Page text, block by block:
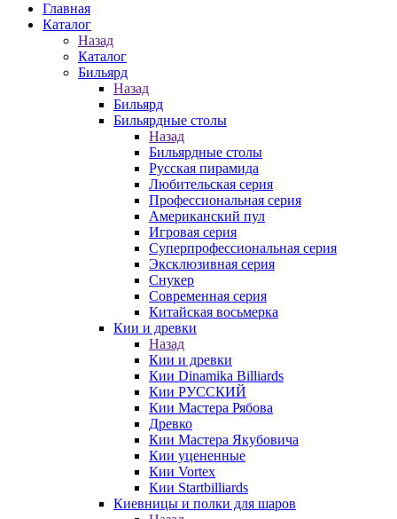
Главная
Каталог
Назад
Каталог
Бильярд
Назад
Бильярд
Бильярдные столы
Назад
Бильярдные столы
Русская пирамида
Любительская серия
Профессиональная серия
Американский пул
Игровая серия
Суперпрофессиональная серия
Эксклюзивная серия
Снукер
Современная серия
Китайская восьмерка
Кии и древки
Назад
Кии и древки
Кии Dinamika Billiards
Кии РУССКИЙ
Кии Мастера Рябова
Древко
Кии Мастера Якубовича
Кии уцененные
Кии Vortex
Кии Startbilliards
Киевницы и полки для шаров